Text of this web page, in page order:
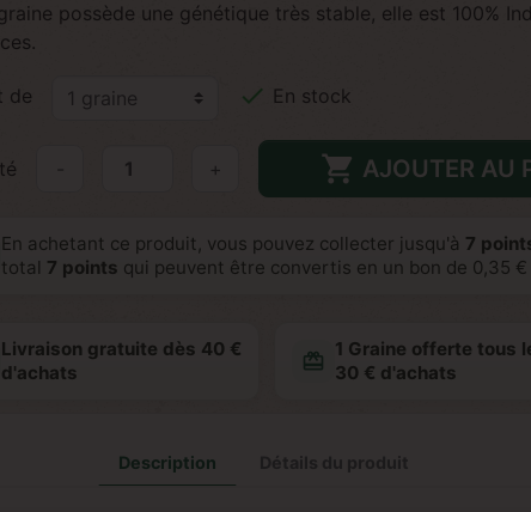
possède une génétique très stable, elle est 100%
de  En stock
+  AJOUTER AU
En achetant ce produit, vous pouvez collecter jusqu'à 7
total 7 points qui peuvent être convertis en un bon de 0,35 €
Livraison gratuite dès 40 €
d'achats
redeem
1 Graine offerte tous
30 € d'achats
Description